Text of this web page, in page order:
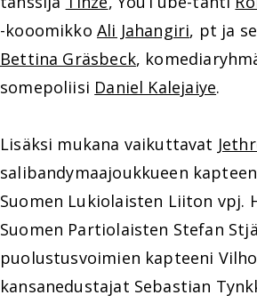
-kooomikko Ali Jahangiri, pt ja
Bettina Gräsbeck,
somepoliisi Daniel Kalejaiye.
Lisäksi mukana vaikuttavat
salibandymaajoukkueen
Suomen Lukiolaisten Liiton vpj.
Suomen Partiolaisten Stefan
puolustusvoimien kapteeni
kansanedustajat Sebastian